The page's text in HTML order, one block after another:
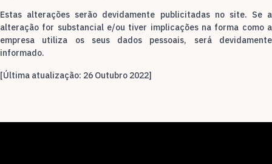
Estas alterações serão devidamente publicitadas no site. Se a
alteração for substancial e/ou tiver implicações na forma como a
empresa utiliza os seus dados pessoais, será devidamente
informado.
[Última atualização: 26 Outubro 2022]